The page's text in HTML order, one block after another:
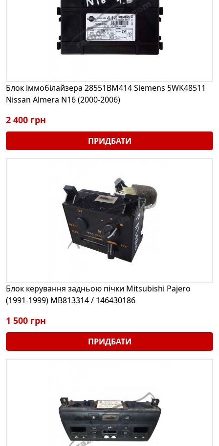
Блок іммобілайзера 28551BM414 Siemens 5WK48511
Nissan Almera N16 (2000-2006)
2 400 грн
ПРИДБАТИ
Блок керування задньою пічки Mitsubishi Pajero
(1991-1999) MB813314 / 146430186
1 500 грн
ПРИДБАТИ